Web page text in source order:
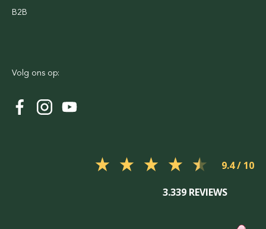
B2B
Volg ons op:
9.4
3.339 REVIEWS